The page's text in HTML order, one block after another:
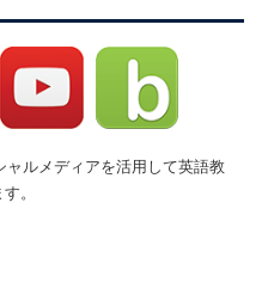
ャルメディアを活用して英語教
。